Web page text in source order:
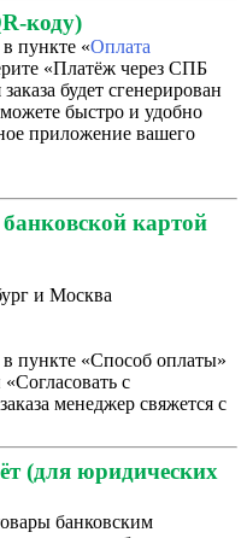
коду)
пункте «Оплата
«Платёж через СПБ
будет сгенерирован
быстро и удобно
приложение вашего
картой
и Москва
пункте «Способ оплаты»
с
менеджер свяжется с
(для юридических
банковским